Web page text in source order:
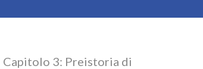
Capitolo 3: Preistoria di